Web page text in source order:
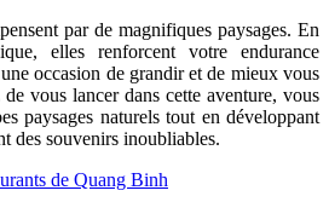
par de magnifiques paysages. En
elles renforcent votre endurance
occasion de grandir et de mieux vous
vous lancer dans cette aventure, vous
paysages naturels tout en développant
des souvenirs inoubliables.
de Quang Binh